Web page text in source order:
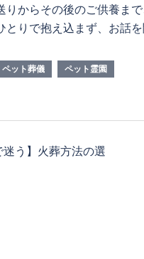
りからその後のご供養ま
とりで抱え込まず、お話を
ペット葬儀 ペット霊園
迷う】火葬方法の選